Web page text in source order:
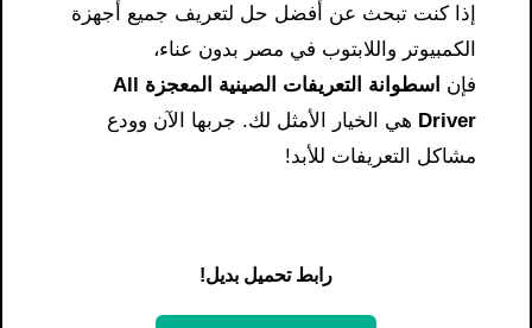
إذا كنت تبحث عن أفضل حل لتعريف جميع أجهزة
الكمبيوتر واللابتوب في مصر بدون عناء،
فإن
اسطوانة التعريفات الصينية المعجزة All
Driver هي الخيار الأمثل لك. جربها الآن وودع
مشاكل التعريفات للأبد!
رابط تحميل بديل!